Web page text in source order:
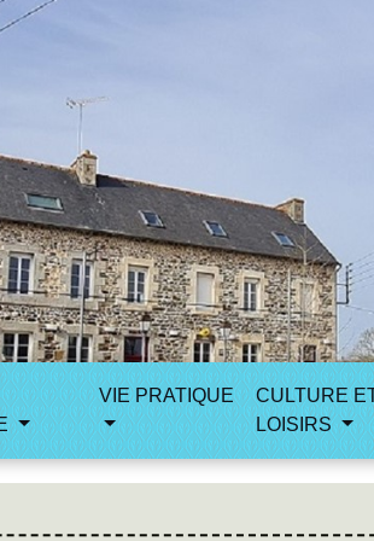
VIE PRATIQUE
CULTURE
LOISIRS